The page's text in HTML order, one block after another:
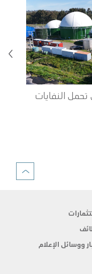
النفايات
ووسائل الإعلام